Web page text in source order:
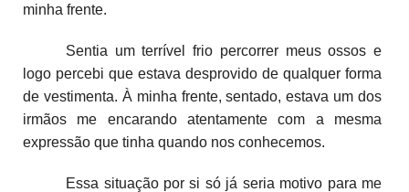
minha frente.
Sentia um terrível frio percorrer meus ossos e
logo percebi que estava desprovido de qualquer forma
de vestimenta. À minha frente, sentado, estava um dos
irmãos me encarando atentamente com a mesma
expressão que tinha quando nos conhecemos.
Essa situação por si só já seria motivo para me